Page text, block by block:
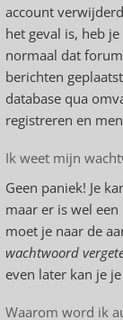
account
het geval is, heb
normaal dat
berichten
database qua
registreren en
Ik weet mijn
Geen paniek! Je
maar er is wel
moet je naar de
wachtwoord
even later kan je
Waarom word ik